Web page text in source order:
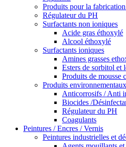
Produits pour la
Régulateur du PH
Surfactants non ioniques
Acide gras éthoxylé
Alcool éthoxylé
Surfactants ioniques
Amines grasses
Esters de sorbitol et
Produits de mousse
Produits environnementaux
Anticorrosifs / Anti
Biocides /
Régulateur du PH
Coagulants
Peintures / Encres / Vernis
Peintures industrielles et